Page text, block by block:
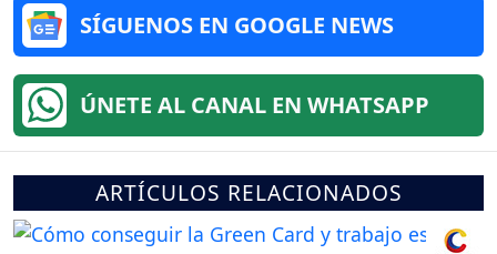
SÍGUENOS EN GOOGLE NEWS
ÚNETE AL CANAL EN WHATSAPP
ARTÍCULOS RELACIONADOS